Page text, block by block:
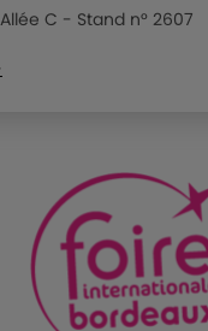
C - Stand n° 2607